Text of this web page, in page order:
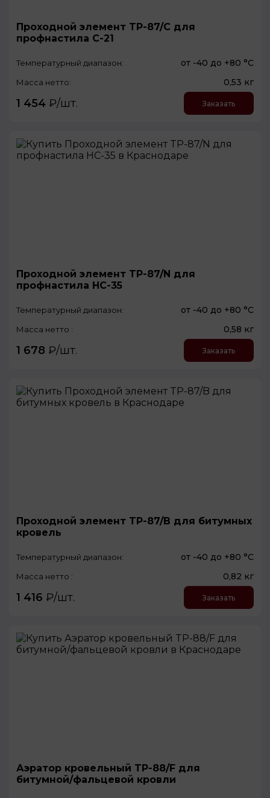
Проходной элемент TP-87/C для
профнастила С-21
Температурный диапазон: от -40 до +80 °С
Масса нетто: 0,53 кг
1 454 ₽/шт. Заказать
Проходной элемент TP-87/N для
профнастила НС-35
Температурный диапазон: от -40 до +80 °С
Масса нетто : 0,58 кг
1 678 ₽/шт. Заказать
Проходной элемент TP-87/B для битумных
кровель
Температурный диапазон: от -40 до +80 °С
Масса нетто : 0,82 кг
1 416 ₽/шт. Заказать
Аэратор кровельный TP-88/F для
битумной/фальцевой кровли